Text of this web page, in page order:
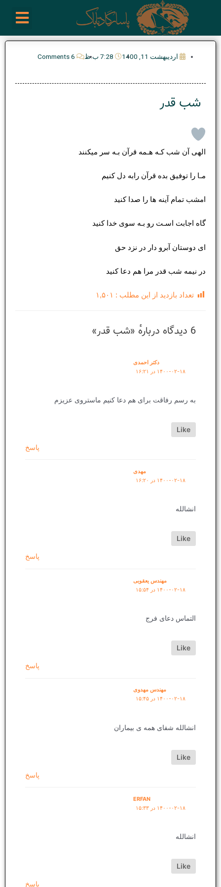
اردیبهشت 11, 1400 7:28 ب.ظ 6 Comments
شب قدر
الهی آن شب کـه هـمه قرآن بـه سر میکنند
مـا را توفیق بده قرآن رابه دل کنیم
امشب تمام آینه ها را صدا کنید
گاه اجابت اسـت رو بـه سوی خدا کنید
ای دوستان آبرو دار در نزد حق
در نیمه شب قدر مرا هم دعا کنید
تعداد بازدید از این مطلب : ۱,۵۰۱
6 دیدگاه دربارهٔ «شب قدر»
دکتر احمدی
۱۴۰۰-۰۲-۱۸ در ۱۶:۲۱
به رسم رفاقت برای هم دعا کنیم ماستروی عزیزم
Like
پاسخ
مهدی
۱۴۰۰-۰۲-۱۸ در ۱۶:۲۰
انشالله
Like
پاسخ
مهندس یعقوبی
۱۴۰۰-۰۲-۱۸ در ۱۵:۵۴
التماس دعای فرج
Like
پاسخ
مهندس مهدوی
۱۴۰۰-۰۲-۱۸ در ۱۵:۴۵
انشالله شفای همه ی بیماران
Like
پاسخ
ERFAN
۱۴۰۰-۰۲-۱۸ در ۱۵:۳۳
انشالله
Like
پاسخ